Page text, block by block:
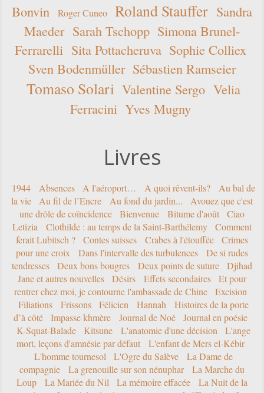
Bonvin
Roger Cuneo Roland Stauffer Sandra
Maeder Sarah Tschopp Simona Brunel-
Ferrarelli Sita Pottacheruva Sophie Colliex
Sven Bodenmüller Sébastien Ramseier
Tomaso Solari Valentine Sergo Velia
Ferracini Yves Mugny
Livres
1944 Absences A l'aéroport… A quoi rêvent-ils?
Au bal de
la vie
Au fil de l’Encre Au fond du jardin...
Avouez que c'est
une drôle de coïncidence
Bienvenue Bitume d'août
Ciao
Letizia
Clothilde : au temps de la Saint-Barthélemy
Comment
ferait Lubitsch ?
Contes suisses Crabes à l'étouffée
Crimes
pour une croix
Dans l'intervalle des turbulences
De si rudes
tendresses
Deux bons bougres Deux points de suture
Djihad
Jane et autres nouvelles
Désirs Effets secondaires
Et pour
rentrer chez moi, je contourne l'ambassade de Chine
Excision
Filiations
Frissons Félicien Hannah
Histoires de la porte
d’à côté
Impasse khmère Journal de Noé
Journal en poésie
K-Squat-Balade
Kitsune L'anatomie d'une décision
L'ange
mort, leçons d'amnésie par défaut
L'enfant de Mers el-Kébir
L'homme tournesol
L'Ogre du Salève
La Dame de
compagnie
La grenouille sur son nénuphar
La Marche du
Loup
La Mariée du Nil La mémoire effacée
La Nuit de la